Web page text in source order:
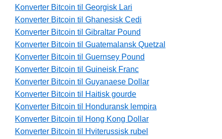
Konverter Bitcoin til Georgisk Lari
Konverter Bitcoin til Ghanesisk Cedi
Konverter Bitcoin til Gibraltar Pound
Konverter Bitcoin til Guatemalansk Quetzal
Konverter Bitcoin til Guernsey Pound
Konverter Bitcoin til Guineisk Franc
Konverter Bitcoin til Guyanaese Dollar
Konverter Bitcoin til Haitisk gourde
Konverter Bitcoin til Honduransk lempira
Konverter Bitcoin til Hong Kong Dollar
Konverter Bitcoin til Hviterussisk rubel